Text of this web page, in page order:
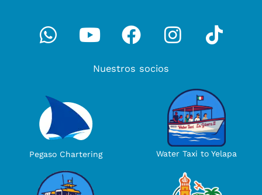
Whatsapp
YoutubeFacebook
Nuestros socios
Pegaso Chartering Water Taxi to Yelapa